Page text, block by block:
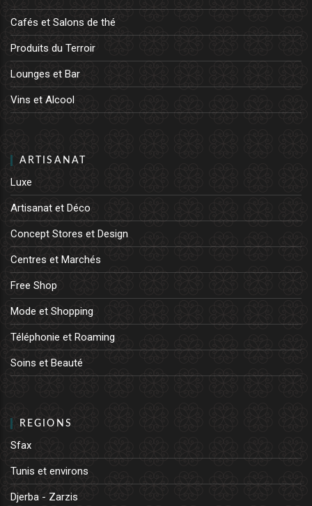
Cafés et Salons de thé
Produits du Terroir
Lounges et Bar
Vins et Alcool
ARTISANAT
Luxe
Artisanat et Déco
Concept Stores et Design
Centres et Marchés
Free Shop
Mode et Shopping
Téléphonie et Roaming
Soins et Beauté
REGIONS
Sfax
Tunis et environs
Djerba - Zarzis